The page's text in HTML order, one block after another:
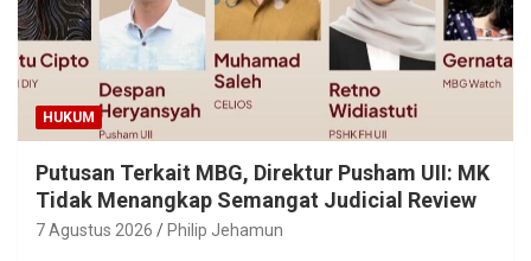
HUKUM
Putusan Terkait MBG, Direktur Pusham UII: MK
Tidak Menangkap Semangat Judicial Review
7 Agustus 2026 Philip Jehamun